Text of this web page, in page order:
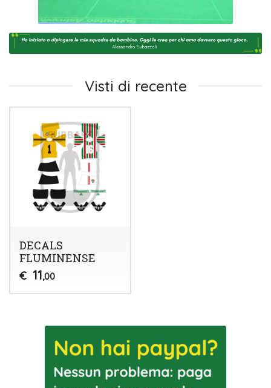
Visti di recente
DECALS
FLUMINENSE
€ 11,00